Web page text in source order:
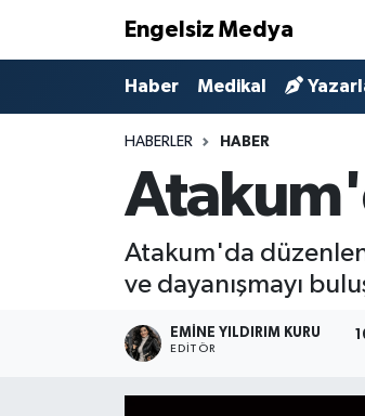
Engelsiz Medya
Haber Medikal
HABERLER HABER
Atakum'da
ve dayanışmayı
EMINE YILDIRIM KURU
EDITÖR
Medikal
Yönetim Kurulu
Yazarlar
Hava Durumu
Trafik Durumu
Süper Lig Puan Durumu ve Fikstür
Tüm Manşetler
Son Dakika Haberleri
Haber Arşivi